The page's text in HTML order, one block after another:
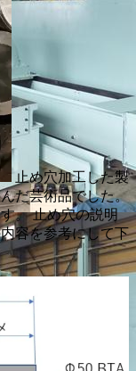
止め穴加工した製
だ芸術品でした。
。 止め穴の説明
容を参考にして下